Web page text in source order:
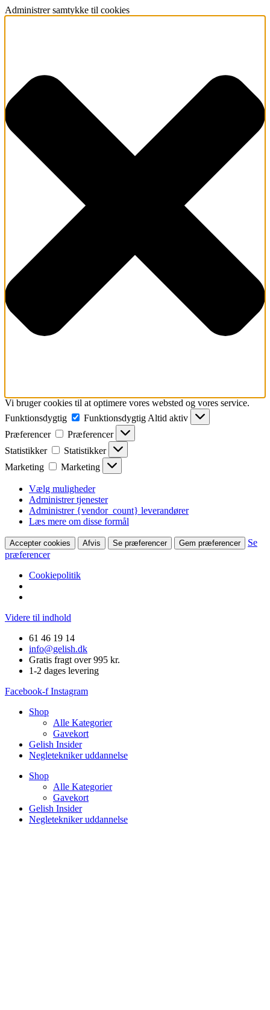
Administrer samtykke til cookies
Vi bruger cookies til at optimere vores websted og vores service.
Funktionsdygtig
Funktionsdygtig Altid aktiv
Præferencer
Præferencer
Statistikker
Statistikker
Marketing
Marketing
Vælg muligheder
Administrer tjenester
Administrer {vendor_count} leverandører
Læs mere om disse formål
Accepter cookies Afvis Se præferencer Gem præferencer
Se
præferencer
Cookiepolitik
Videre til indhold
61 46 19 14
info@gelish.dk
Gratis fragt over 995 kr.
1-2 dages levering
Facebook-f Instagram
Shop
Alle Kategorier
Gavekort
Gelish Insider
Negletekniker uddannelse
Shop
Alle Kategorier
Gavekort
Gelish Insider
Negletekniker uddannelse